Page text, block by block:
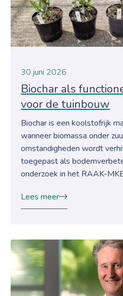
30 juni 2026
Biochar als
voor de tuinbouw
Biochar is een koolstofrijk
wanneer biomassa onder
omstandigheden wordt
toegepast als
onderzoek in het RAAK-
Lees meer